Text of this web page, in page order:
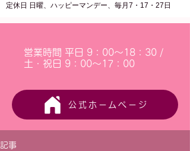
定休日 日曜、ハッピーマンデー、毎月7・17・27日
営業時間 平日 9：00～18：30 /
土・祝日 9：00～17：00
公式ホームページ
記事